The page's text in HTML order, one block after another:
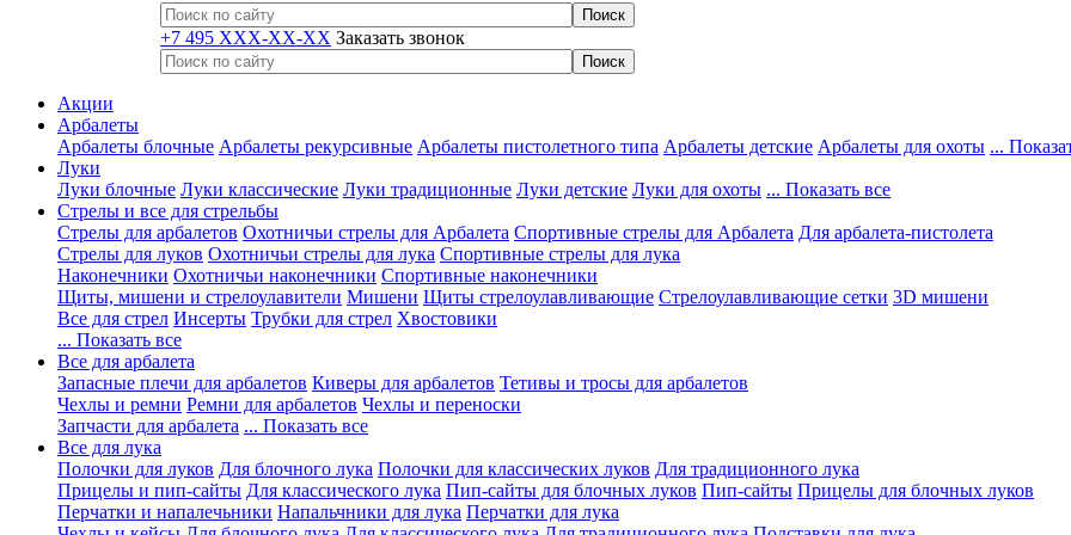
+7 495 XXX-XX-XX Заказать звонок
Акции
Арбалеты
Арбалеты блочные Арбалеты рекурсивные Арбалеты пистолетного типа Арбалеты детские Арбалеты для охоты ...
Луки
Луки блочные Луки классические Луки традиционные Луки детские Луки для охоты ... Показать все
Стрелы и все для стрельбы
Стрелы для арбалетов Охотничьи стрелы для Арбалета Спортивные стрелы для Арбалета Для арбалета-пистолета
Стрелы для луков Охотничьи стрелы для лука Спортивные стрелы для лука
Наконечники Охотничьи наконечники Спортивные наконечники
Щиты, мишени и стрелоулавители Мишени Щиты стрелоулавливающие Стрелоулавливающие сетки 3D мишени
Все для стрел Инсерты Трубки для стрел Хвостовики
... Показать все
Все для арбалета
Запасные плечи для арбалетов Киверы для арбалетов Тетивы и тросы для арбалетов
Чехлы и ремни Ремни для арбалетов Чехлы и переноски
Запчасти для арбалета ... Показать все
Все для лука
Полочки для луков Для блочного лука Полочки для классических луков Для традиционного лука
Прицелы и пип-сайты Для классического лука Пип-сайты для блочных луков Пип-сайты Прицелы для блочных луков
Перчатки и напалечьники Напальчники для лука Перчатки для лука